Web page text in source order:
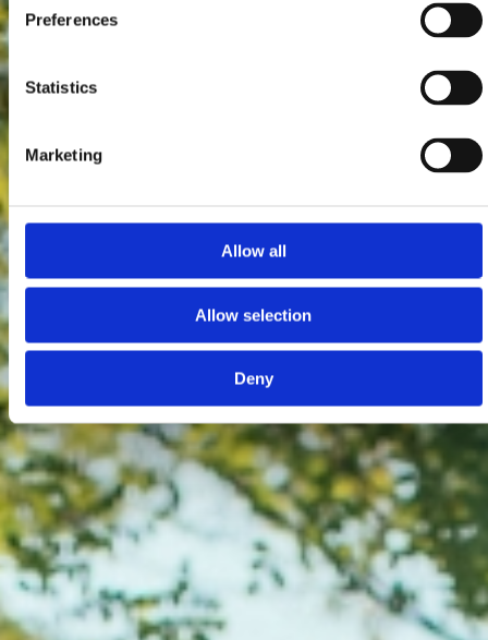
Preferences
Statistics
Marketing
Allow all
Allow selection
Deny